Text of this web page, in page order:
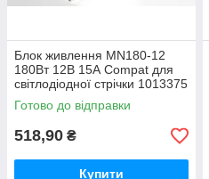
Блок живлення MN180-12
180Вт 12В 15А Compat для
світлодіодної стрічки 1013375
Готово до відправки
518,90 ₴
Купити